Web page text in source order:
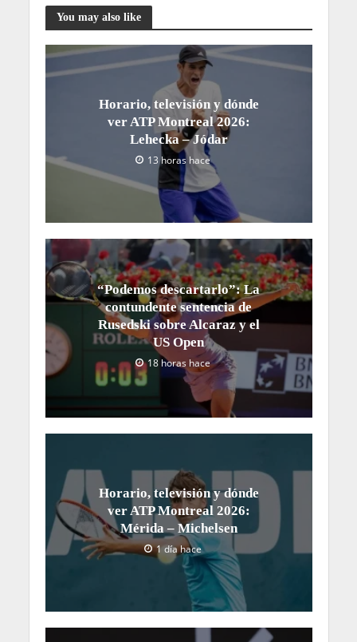
You may also like
Horario, televisión y dónde
ver ATP Montreal 2026:
Lehecka – Jódar
13 horas hace
“Podemos descartarlo”: La
contundente sentencia de
Rusedski sobre Alcaraz y el
US Open
18 horas hace
Horario, televisión y dónde
ver ATP Montreal 2026:
Mérida – Michelsen
1 día hace